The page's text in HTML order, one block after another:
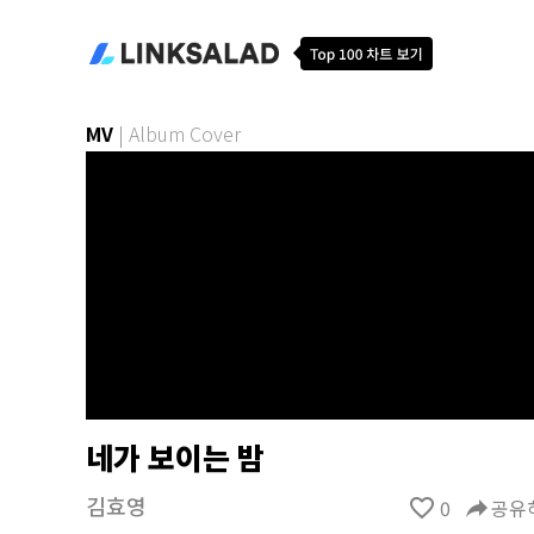
MV | Album Cover
네가 보이는 밤
김효영 favorite_border 0 reply공유